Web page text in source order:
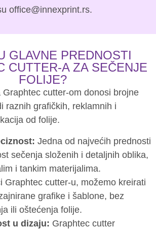
office@innexprint.rs.
GLAVNE PREDNOSTI
CUTTER-A ZA SEČENJE
FOLIJE?
Graphtec cutter-om donosi brojne
raznih grafičkih, reklamnih i
od folije.
Jedna od najvećih prednosti
sečenja složenih i detaljnih oblika,
i tankim materijalima.
Graphtec cutter-u, možemo kreirati
grafike i šablone, bez
ili oštećenja folije.
u dizaju: Graphtec cutter